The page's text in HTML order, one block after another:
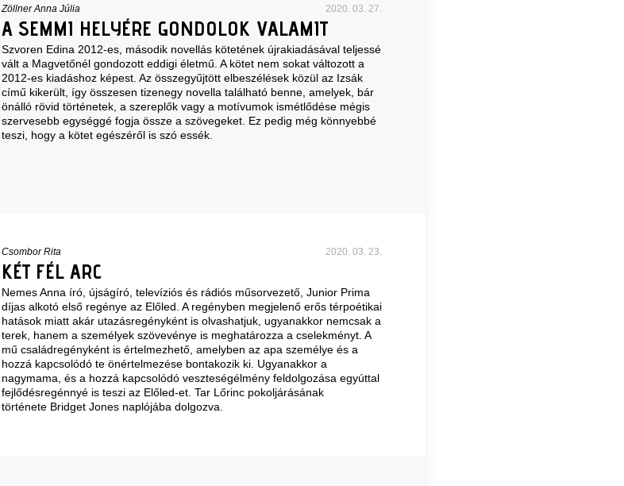
Zöllner Anna Júlia 2020. 03. 27.
A SEMMI HELYÉRE GONDOLOK VALAMIT
Szvoren Edina 2012-es, második novellás kötetének újrakiadásával teljessé
vált a Magvetőnél gondozott eddigi életmű. A kötet nem sokat változott a
2012-es kiadáshoz képest. Az összegyűjtött elbeszélések közül az Izsák
című kikerült, így összesen tizenegy novella található benne, amelyek, bár
önálló rövid történetek, a szereplők vagy a motívumok ismétlődése mégis
szervesebb egységgé fogja össze a szövegeket. Ez pedig még könnyebbé
teszi, hogy a kötet egészéről is szó essék.
Csombor Rita 2020. 03. 23.
KÉT FÉL ARC
Nemes Anna író, újságíró, televíziós és rádiós műsorvezető, Junior Prima
díjas alkotó első regénye az Előled. A regényben megjelenő erős térpoétikai
hatások miatt akár utazásregényként is olvashatjuk, ugyanakkor nemcsak a
terek, hanem a személyek szövevénye is meghatározza a cselekményt. A
mű családregényként is értelmezhető, amelyben az apa személye és a
hozzá kapcsolódó te önértelmezése bontakozik ki. Ugyanakkor a
nagymama, és a hozzá kapcsolódó veszteségélmény feldolgozása egyúttal
fejlődésregénnyé is teszi az Előled-et. Tar Lőrinc pokoljárásának
története Bridget Jones naplójába dolgozva.